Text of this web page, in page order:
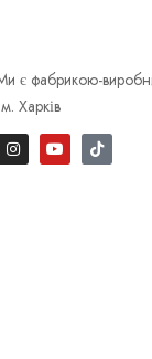
є фабрикою-
Харків